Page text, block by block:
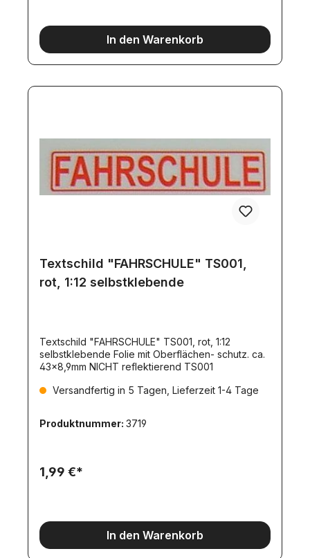
In den Warenkorb
Textschild "FAHRSCHULE" TS001,
rot, 1:12 selbstklebende
Textschild "FAHRSCHULE" TS001, rot, 1:12
selbstklebende Folie mit Oberflächen- schutz. ca.
43x8,9mm NICHT reflektierend TS001
Versandfertig in 5 Tagen, Lieferzeit 1-4 Tage
Produktnummer: 3719
1,99 €*
In den Warenkorb